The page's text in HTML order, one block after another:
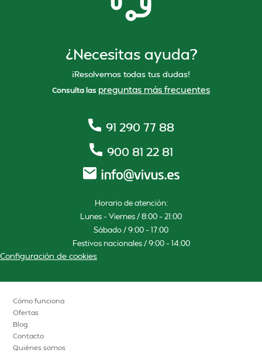
¿Necesitas ayuda?
¡Resolvemos todas tus dudas!
Consulta las preguntas más frecuentes
91 290 77 88
900 81 22 81
Horario de atención:
Lunes – Viernes / 8:00 – 21:00
Sábado / 9:00 – 17:00
Festivos nacionales / 9:00 – 14:00
Configuración de cookies
Cómo funciona
Ofertas
Blog
Contacto
Quiénes somos